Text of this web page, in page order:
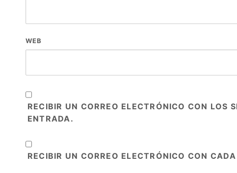
WEB
RECIBIR UN CORREO ELECTRÓNICO CON LOS
ENTRADA.
RECIBIR UN CORREO ELECTRÓNICO CON